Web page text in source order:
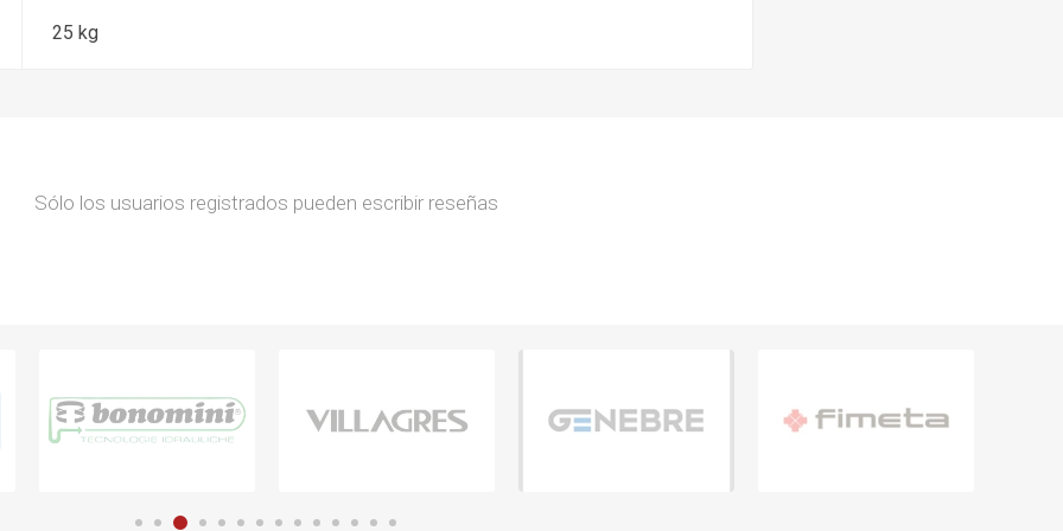
25 kg
Sólo los usuarios registrados pueden escribir reseñas